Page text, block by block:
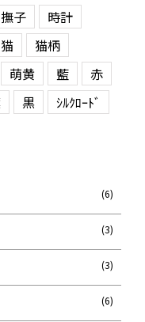
撫子
時計
猫
猫柄
萌黄 藍
赤
黒 ｼﾙｸﾛｰﾄﾞ
(6)
(3)
(3)
(6)